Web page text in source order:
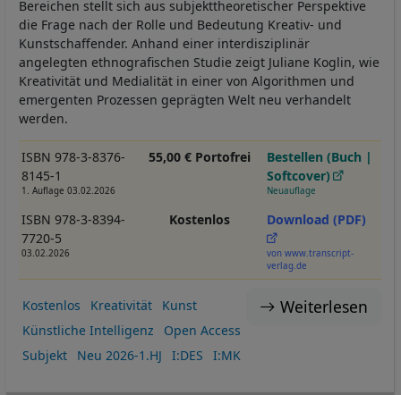
Bereichen stellt sich aus subjekttheoretischer Perspektive
die Frage nach der Rolle und Bedeutung Kreativ- und
Kunstschaffender. Anhand einer interdisziplinär
angelegten ethnografischen Studie zeigt Juliane Koglin, wie
Kreativität und Medialität in einer von Algorithmen und
emergenten Prozessen geprägten Welt neu verhandelt
werden.
ISBN 978-3-8376-
8145-1
1. Auflage 03.02.2026
55,00 € Portofrei
Bestellen (Buch |
Softcover)
Neuauflage
ISBN 978-3-8394-
7720-5
03.02.2026
Kostenlos Download (PDF)
von www.transcript-
verlag.de
Weiterlesen
Kostenlos Kreativität
Kunst
Künstliche Intelligenz
Open Access
Subjekt
Neu 2026-1.HJ I:DES I:MK